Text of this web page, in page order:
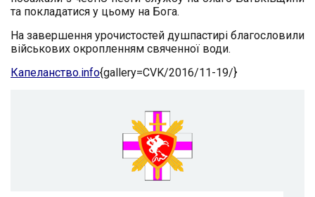
та покладатися у цьому на Бога.
На завершення урочистостей душпастирі благословили
військових окропленням свяченної води.
Капеланство.info{gallery=CVK/2016/11-19/}